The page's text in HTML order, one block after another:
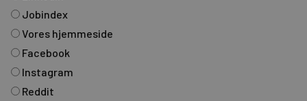
Jobindex
Vores hjemmeside
Facebook
Instagram
Reddit